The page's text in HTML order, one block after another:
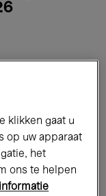
Global Music
klikken gaat u
op uw apparaat
het
ons te helpen